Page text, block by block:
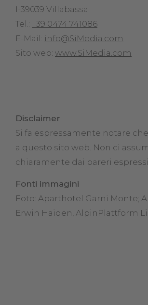
I-39039 Villabassa
Tel.: +39 0474 741086
E-Mail: info@SiMedia.com
Sito web: www.SiMedia.com
Disclaimer
Si fa espressamente notare
a questo sito web. Non ci
chiaramente dai pareri
Fonti immagini
Foto: Aparthotel Garni Monte;
Erwin Haiden, AlpinPlattform